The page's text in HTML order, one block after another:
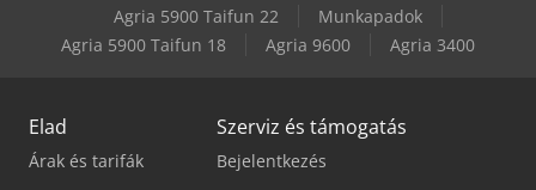
Agria 5900 Taifun 22
Munkapadok
Agria 5900 Taifun 18
Agria 9600 Agria 3400
Elad
Árak és tarifák
Szerviz és támogatás
Bejelentkezés